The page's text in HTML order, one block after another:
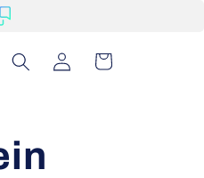
InloggenWinkelwagen